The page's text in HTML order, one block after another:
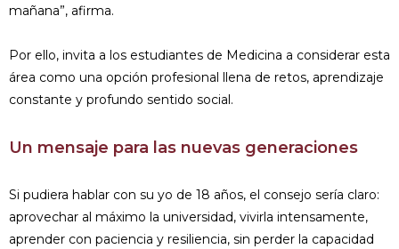
mañana”, afirma.
Por ello, invita a los estudiantes de Medicina a considerar esta
área como una opción profesional llena de retos, aprendizaje
constante y profundo sentido social.
Un mensaje para las nuevas generaciones
Si pudiera hablar con su yo de 18 años, el consejo sería claro:
aprovechar al máximo la universidad, vivirla intensamente,
aprender con paciencia y resiliencia, sin perder la capacidad